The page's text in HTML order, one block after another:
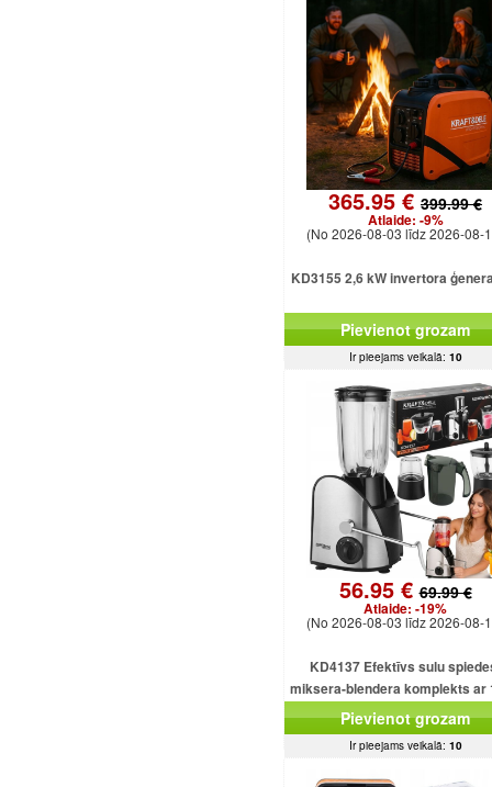
365.95 €399.99 €
Atlaide: -9%
(No 2026-08-03 līdz 2026-08-
KD3155 2,6 kW invertora
Pievienot grozam
Ir pieejams veikalā: 10
56.95 €69.99 €
Atlaide: -19%
(No 2026-08-03 līdz 2026-08-
KD4137 Efektīvs sulu
miksera-blendera komplekts ar
ml ietilpību un 1500 W
Pievienot grozam
Ir pieejams veikalā: 10